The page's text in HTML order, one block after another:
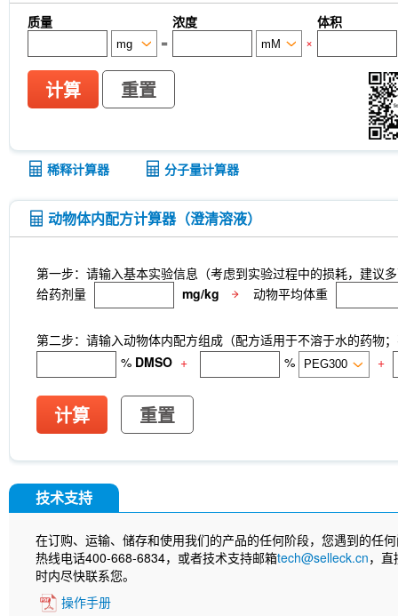
质量 浓度
体积
=
×
计算 重置
稀释计算器 分子量计算器
动物体内配方计算器（澄清溶液）
第一步：请输入基本实验信息（考虑到实验过程中的损耗，建议
给药剂量
mg/kg 动物平均体重
第二步：请输入动物体内配方组成（配方适用于不溶于水的药物
% DMSO + % +
计算 重置
技术支持
在订购、运输、储存和使用我们的产品的任何阶段，您遇到的任
热线电话400-668-6834，或者技术支持邮箱tech@selleck.cn，
时内尽快联系您。
操作手册